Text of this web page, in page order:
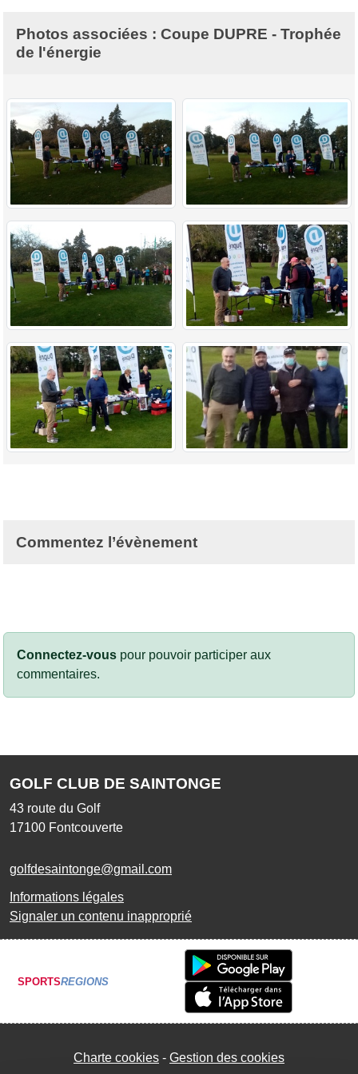
Photos associées : Coupe DUPRE - Trophée
de l'énergie
Commentez l’évènement
Connectez-vous pour pouvoir participer aux
commentaires.
GOLF CLUB DE SAINTONGE
43 route du Golf
17100 Fontcouverte
golfdesaintonge@gmail.com
Informations légales
Signaler un contenu inapproprié
SPORTSREGIONS
Charte cookies Gestion des cookies